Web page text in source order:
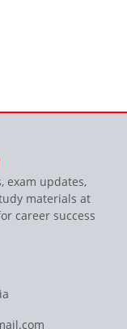
exam updates,
materials at
career success